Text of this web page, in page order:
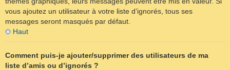
vous ajoutez un utilisateur à votre liste d’ignorés, tous ses
messages seront masqués par défaut.
Haut
Comment puis-je ajouter/supprimer des utilisateurs de ma
liste d’amis ou d’ignorés ?